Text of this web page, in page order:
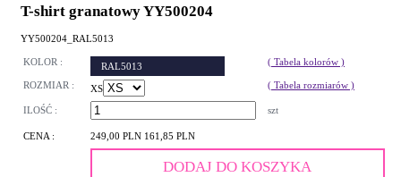
T-shirt granatowy YY500204
YY500204_RAL5013
KOLOR : RAL5013 ( Tabela kolorów )
ROZMIAR : XS ( Tabela rozmiarów )
ILOŚĆ : szt
CENA : 249,00 PLN 161,85 PLN
DODAJ DO KOSZYKA